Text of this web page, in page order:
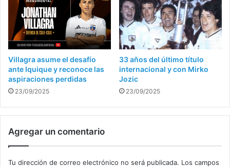
Villagra asume el desafío
ante Iquique y reconoce las
aspiraciones perdidas
23/09/2025
33 años del último título
internacional y con Mirko
Jozic
23/09/2025
Agregar un comentario
Tu dirección de correo electrónico no será publicada. Los campos